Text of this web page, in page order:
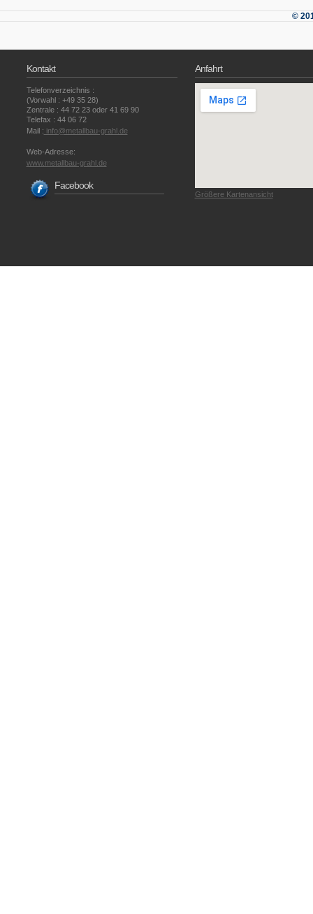
©
Kontakt
Telefonverzeichnis :
(Vorwahl : +49 35 28)
Zentrale : 44 72 23 oder 41 69 90
Telefax : 44 06 72
Mail : info@metallbau-grahl.de
Web-Adresse:
www.metallbau-grahl.de
Facebook
Anfahrt
Größere Kartenansicht